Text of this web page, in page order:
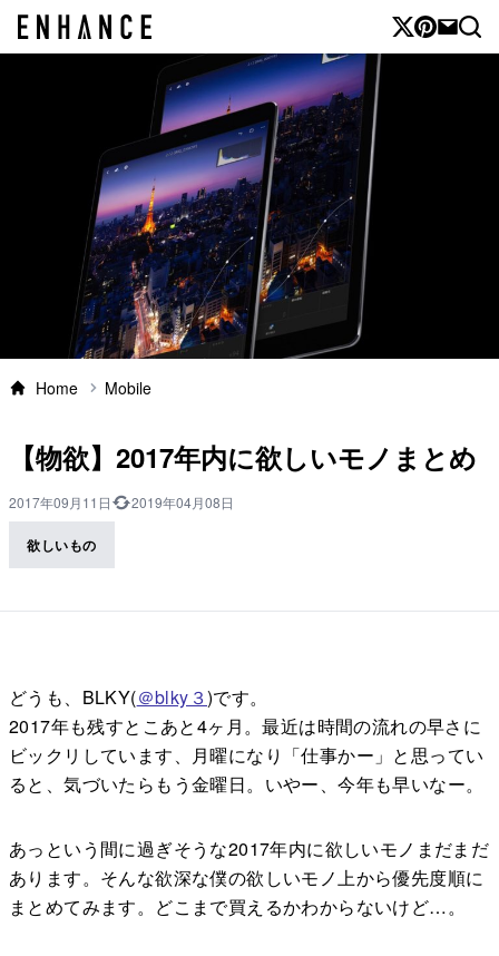
Home Mobile
【物欲】2017年内に欲しいモノまとめ
2017年09月11日 2019年04月08日
欲しいもの
どうも、BLKY(＠blky３)です。
2017年も残すとこあと4ヶ月。最近は時間の流れの早さに
ビックリしています、月曜になり「仕事かー」と思ってい
ると、気づいたらもう金曜日。いやー、今年も早いなー。
あっという間に過ぎそうな2017年内に欲しいモノまだまだ
あります。そんな欲深な僕の欲しいモノ上から優先度順に
まとめてみます。どこまで買えるかわからないけど…。